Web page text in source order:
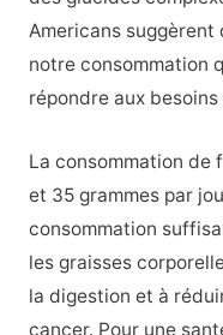
Americans suggèrent
notre consommation
répondre aux
La consommation de
et 35 grammes par
consommation
les graisses
la digestion et à
cancer. Pour une